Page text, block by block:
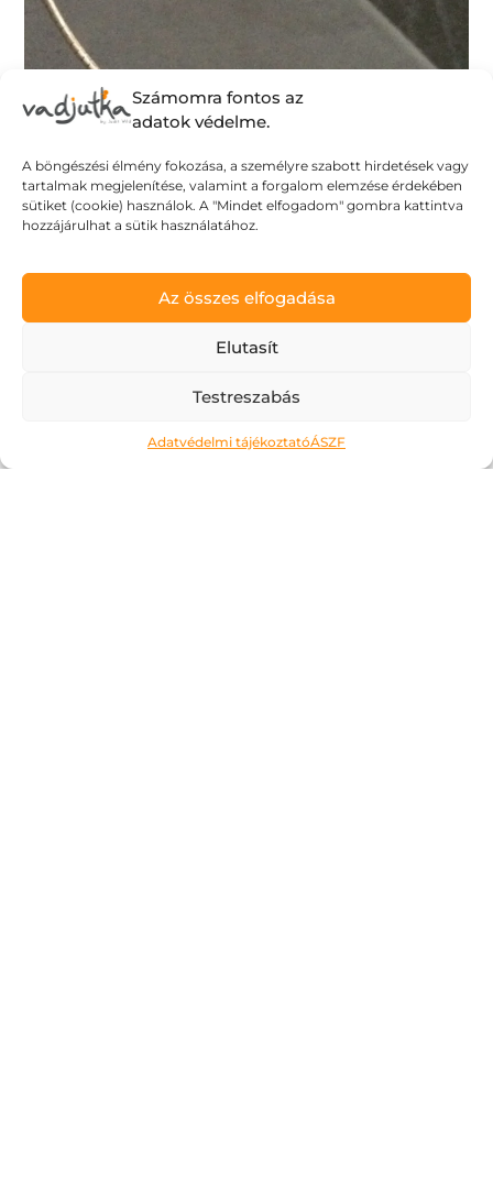
Számomra fontos az
adatok védelme.
A böngészési élmény fokozása, a személyre szabott hirdetések vagy
tartalmak megjelenítése, valamint a forgalom elemzése érdekében
sütiket (cookie) használok. A "Mindet elfogadom" gombra kattintva
hozzájárulhat a sütik használatához.
Az összes elfogadása
Elutasít
Testreszabás
Adatvédelmi tájékoztatóÁSZF